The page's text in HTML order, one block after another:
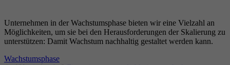
Unternehmen in der Wachstumsphase bieten wir eine Vielzahl an
Möglichkeiten, um sie bei den Herausforderungen der Skalierung zu
unterstützen: Damit Wachstum nachhaltig gestaltet werden kann.
Wachstumsphase